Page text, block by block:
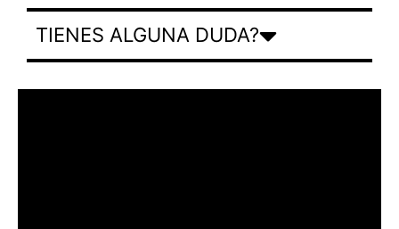
TIENES ALGUNA DUDA?